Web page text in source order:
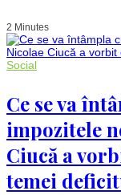
2 Minutes
Social
Ce se va
impozitele
Ciucă a
temei